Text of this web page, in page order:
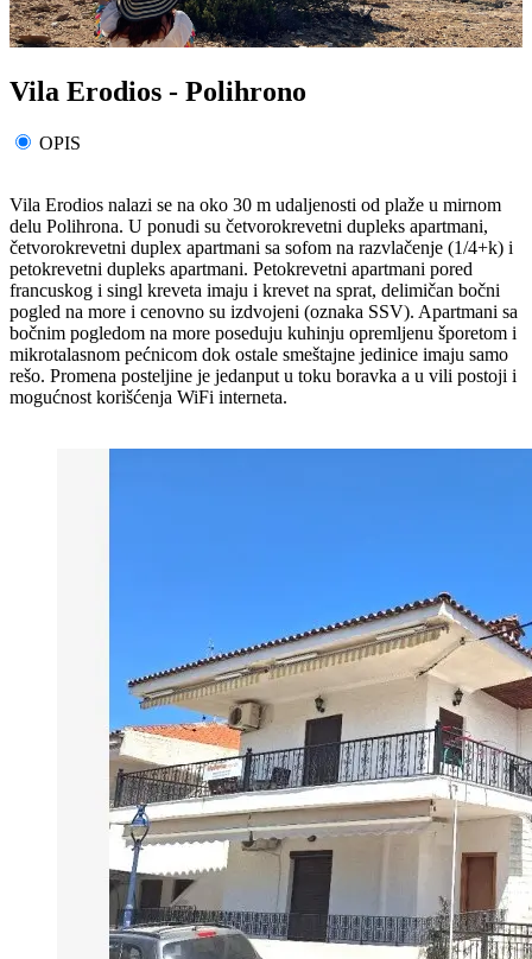
Vila Erodios - Polihrono
OPIS
Vila Erodios nalazi se na oko 30 m udaljenosti od plaže u mirnom
delu Polihrona. U ponudi su četvorokrevetni dupleks apartmani,
četvorokrevetni duplex apartmani sa sofom na razvlačenje (1/4+k) i
petokrevetni dupleks apartmani. Petokrevetni apartmani pored
francuskog i singl kreveta imaju i krevet na sprat, delimičan bočni
pogled na more i cenovno su izdvojeni (oznaka SSV). Apartmani sa
bočnim pogledom na more poseduju kuhinju opremljenu šporetom i
mikrotalasnom pećnicom dok ostale smeštajne jedinice imaju samo
rešo. Promena posteljine je jedanput u toku boravka a u vili postoji i
mogućnost korišćenja WiFi interneta.